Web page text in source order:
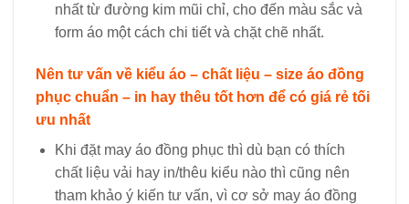
nhất từ đường kim mũi chỉ, cho đến màu sắc và
form áo một cách chi tiết và chặt chẽ nhất.
Nên tư vấn về kiểu áo – chất liệu – size áo đồng
phục chuẩn – in hay thêu tốt hơn để có giá rẻ tối
ưu nhất
Khi đặt may áo đồng phục thì dù bạn có thích
chất liệu vải hay in/thêu kiểu nào thì cũng nên
tham khảo ý kiến tư vấn, vì cơ sở may áo đồng